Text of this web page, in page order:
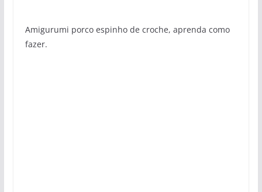
Amigurumi porco espinho de croche, aprenda como
fazer.